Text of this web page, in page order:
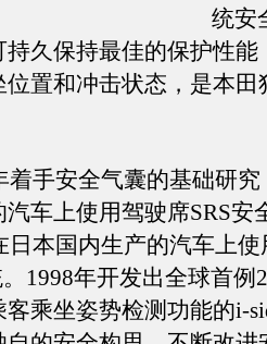
统安
久保持最佳的保护性能
置和冲击状态，是本田
手安全气囊的基础研究
车上使用驾驶席SRS安
日本国内生产的汽车上
1998年开发出全球首例
乘坐姿势检测功能的i-